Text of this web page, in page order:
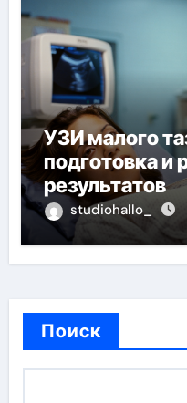
УЗИ малого
подготовка и
результатов
studiohallo_
Поиск